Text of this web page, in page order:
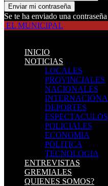
Se te ha enviado una
EL MUNICIPAL
INICIO
NOTICIAS
LOCALES
PROVINCIALES
NACIONALES
DEPORTES
ESPECTACULOS
POLICIALES
ECONOMIA
POLITICA
TECNOLOGIA
ENTREVISTAS
GREMIALES
QUIENES SOMOS?